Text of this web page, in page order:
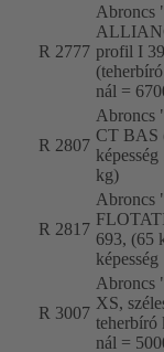
R 2777
Abroncs
profil I
nál =
R 2807
Abroncs
CT BAS
kg)
R 2817
Abroncs
693, (65
R 3007
Abroncs
XS,
teherbíró
nál =